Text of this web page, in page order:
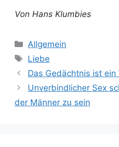
Von Hans Klumbies
Kategorien
Allgemein
Schlagwörter
Liebe
Das Gedächtnis ist
Unverbindlicher Sex
der Männer zu sein